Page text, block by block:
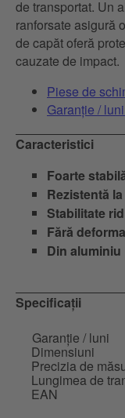
de transportat. Un
ranforsate asigură
de capăt oferă
cauzate de impact.
Piese de
Garanție /
Caracteristici
Foarte
Rezistentă
Stabilitate
Fără
Din aluminiu
Specificații
Garanție / luni
Dimensiuni
Precizia de
Lungimea de
EAN